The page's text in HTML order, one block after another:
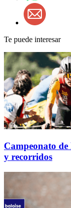
Te puede interesar
Campeonato
y recorridos